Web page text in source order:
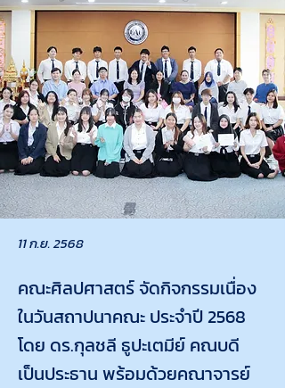
11 ก.ย. 2568
คณะศิลปศาสตร์ จัดกิจกรรมเนื่อง
ในวันสถาปนาคณะ ประจำปี 2568
โดย ดร.กุลชลี ธูปะเตมีย์ คณบดี
เป็นประธาน พร้อมด้วยคณาจารย์